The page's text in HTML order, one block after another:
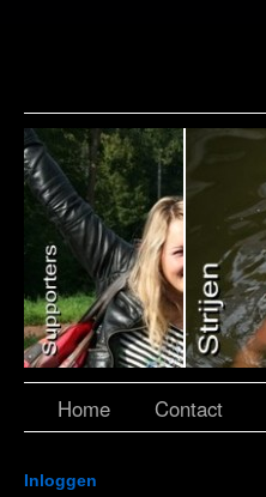
Home Contact
Inloggen